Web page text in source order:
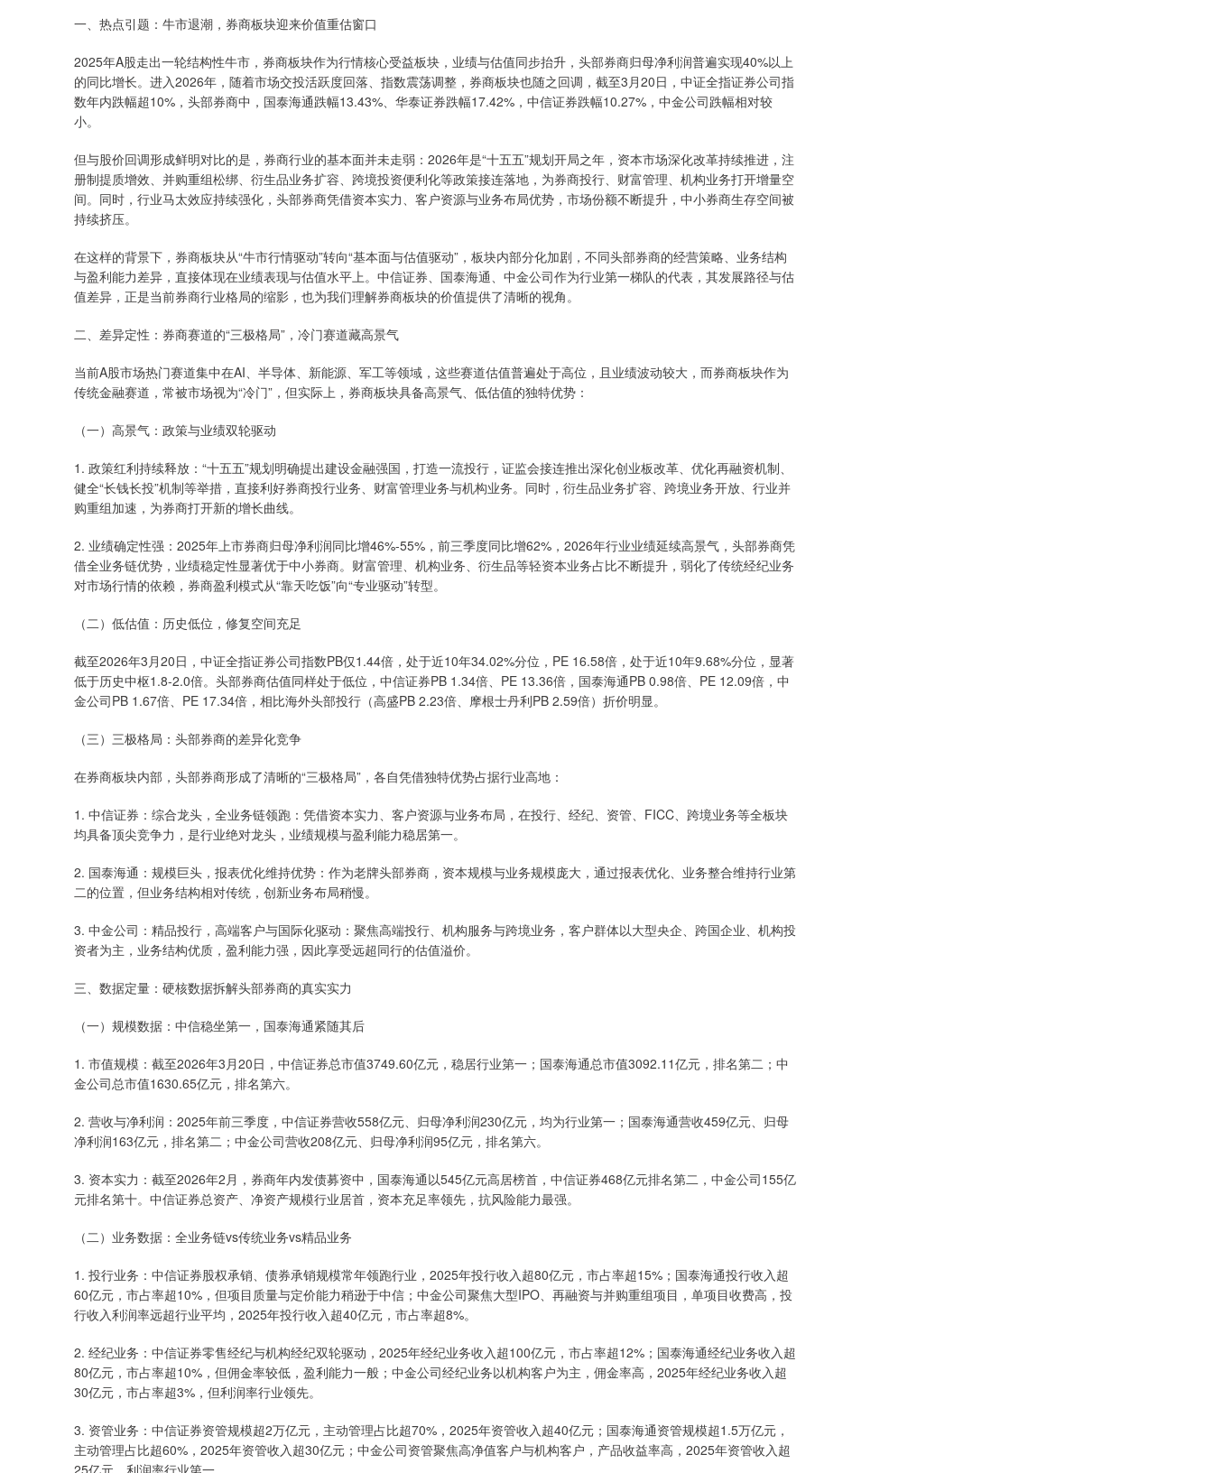
一、热点引题：牛市退潮，券商板块迎来价值重估窗口
2025年A股走出一轮结构性牛市，券商板块作为行情核心受益板块，业绩与估值同步抬升，头部券商归母净利润普遍实现40%以上
的同比增长。进入2026年，随着市场交投活跃度回落、指数震荡调整，券商板块也随之回调，截至3月20日，中证全指证券公司指
数年内跌幅超10%，头部券商中，国泰海通跌幅13.43%、华泰证券跌幅17.42%，中信证券跌幅10.27%，中金公司跌幅相对较
小。
但与股价回调形成鲜明对比的是，券商行业的基本面并未走弱：2026年是“十五五”规划开局之年，资本市场深化改革持续推进，注
册制提质增效、并购重组松绑、衍生品业务扩容、跨境投资便利化等政策接连落地，为券商投行、财富管理、机构业务打开增量空
间。同时，行业马太效应持续强化，头部券商凭借资本实力、客户资源与业务布局优势，市场份额不断提升，中小券商生存空间被
持续挤压。
在这样的背景下，券商板块从“牛市行情驱动”转向“基本面与估值驱动”，板块内部分化加剧，不同头部券商的经营策略、业务结构
与盈利能力差异，直接体现在业绩表现与估值水平上。中信证券、国泰海通、中金公司作为行业第一梯队的代表，其发展路径与估
值差异，正是当前券商行业格局的缩影，也为我们理解券商板块的价值提供了清晰的视角。
二、差异定性：券商赛道的“三极格局”，冷门赛道藏高景气
当前A股市场热门赛道集中在AI、半导体、新能源、军工等领域，这些赛道估值普遍处于高位，且业绩波动较大，而券商板块作为
传统金融赛道，常被市场视为“冷门”，但实际上，券商板块具备高景气、低估值的独特优势：
（一）高景气：政策与业绩双轮驱动
1. 政策红利持续释放：“十五五”规划明确提出建设金融强国，打造一流投行，证监会接连推出深化创业板改革、优化再融资机制、
健全“长钱长投”机制等举措，直接利好券商投行业务、财富管理业务与机构业务。同时，衍生品业务扩容、跨境业务开放、行业并
购重组加速，为券商打开新的增长曲线。
2. 业绩确定性强：2025年上市券商归母净利润同比增46%-55%，前三季度同比增62%，2026年行业业绩延续高景气，头部券商凭
借全业务链优势，业绩稳定性显著优于中小券商。财富管理、机构业务、衍生品等轻资本业务占比不断提升，弱化了传统经纪业务
对市场行情的依赖，券商盈利模式从“靠天吃饭”向“专业驱动”转型。
（二）低估值：历史低位，修复空间充足
截至2026年3月20日，中证全指证券公司指数PB仅1.44倍，处于近10年34.02%分位，PE 16.58倍，处于近10年9.68%分位，显著
低于历史中枢1.8-2.0倍。头部券商估值同样处于低位，中信证券PB 1.34倍、PE 13.36倍，国泰海通PB 0.98倍、PE 12.09倍，中
金公司PB 1.67倍、PE 17.34倍，相比海外头部投行（高盛PB 2.23倍、摩根士丹利PB 2.59倍）折价明显。
（三）三极格局：头部券商的差异化竞争
在券商板块内部，头部券商形成了清晰的“三极格局”，各自凭借独特优势占据行业高地：
1. 中信证券：综合龙头，全业务链领跑：凭借资本实力、客户资源与业务布局，在投行、经纪、资管、FICC、跨境业务等全板块
均具备顶尖竞争力，是行业绝对龙头，业绩规模与盈利能力稳居第一。
2. 国泰海通：规模巨头，报表优化维持优势：作为老牌头部券商，资本规模与业务规模庞大，通过报表优化、业务整合维持行业第
二的位置，但业务结构相对传统，创新业务布局稍慢。
3. 中金公司：精品投行，高端客户与国际化驱动：聚焦高端投行、机构服务与跨境业务，客户群体以大型央企、跨国企业、机构投
资者为主，业务结构优质，盈利能力强，因此享受远超同行的估值溢价。
三、数据定量：硬核数据拆解头部券商的真实实力
（一）规模数据：中信稳坐第一，国泰海通紧随其后
1. 市值规模：截至2026年3月20日，中信证券总市值3749.60亿元，稳居行业第一；国泰海通总市值3092.11亿元，排名第二；中
金公司总市值1630.65亿元，排名第六。
2. 营收与净利润：2025年前三季度，中信证券营收558亿元、归母净利润230亿元，均为行业第一；国泰海通营收459亿元、归母
净利润163亿元，排名第二；中金公司营收208亿元、归母净利润95亿元，排名第六。
3. 资本实力：截至2026年2月，券商年内发债募资中，国泰海通以545亿元高居榜首，中信证券468亿元排名第二，中金公司155亿
元排名第十。中信证券总资产、净资产规模行业居首，资本充足率领先，抗风险能力最强。
（二）业务数据：全业务链vs传统业务vs精品业务
1. 投行业务：中信证券股权承销、债券承销规模常年领跑行业，2025年投行收入超80亿元，市占率超15%；国泰海通投行收入超
60亿元，市占率超10%，但项目质量与定价能力稍逊于中信；中金公司聚焦大型IPO、再融资与并购重组项目，单项目收费高，投
行收入利润率远超行业平均，2025年投行收入超40亿元，市占率超8%。
2. 经纪业务：中信证券零售经纪与机构经纪双轮驱动，2025年经纪业务收入超100亿元，市占率超12%；国泰海通经纪业务收入超
80亿元，市占率超10%，但佣金率较低，盈利能力一般；中金公司经纪业务以机构客户为主，佣金率高，2025年经纪业务收入超
30亿元，市占率超3%，但利润率行业领先。
3. 资管业务：中信证券资管规模超2万亿元，主动管理占比超70%，2025年资管收入超40亿元；国泰海通资管规模超1.5万亿元，
主动管理占比超60%，2025年资管收入超30亿元；中金公司资管聚焦高净值客户与机构客户，产品收益率高，2025年资管收入超
25亿元，利润率行业第一。